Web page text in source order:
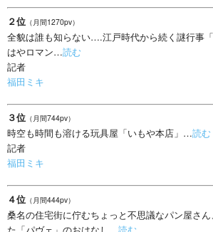
２位 （月間1270pv）
全貌は誰も知らない….江戸時代から続く謎行事
はやロマン…読む
記者
福田ミキ
３位 （月間744pv）
時空も時間も溶ける玩具屋「いもや本店」…読む
記者
福田ミキ
４位 （月間444pv）
桑名の住宅街に佇むちょっと不思議なパン屋さ